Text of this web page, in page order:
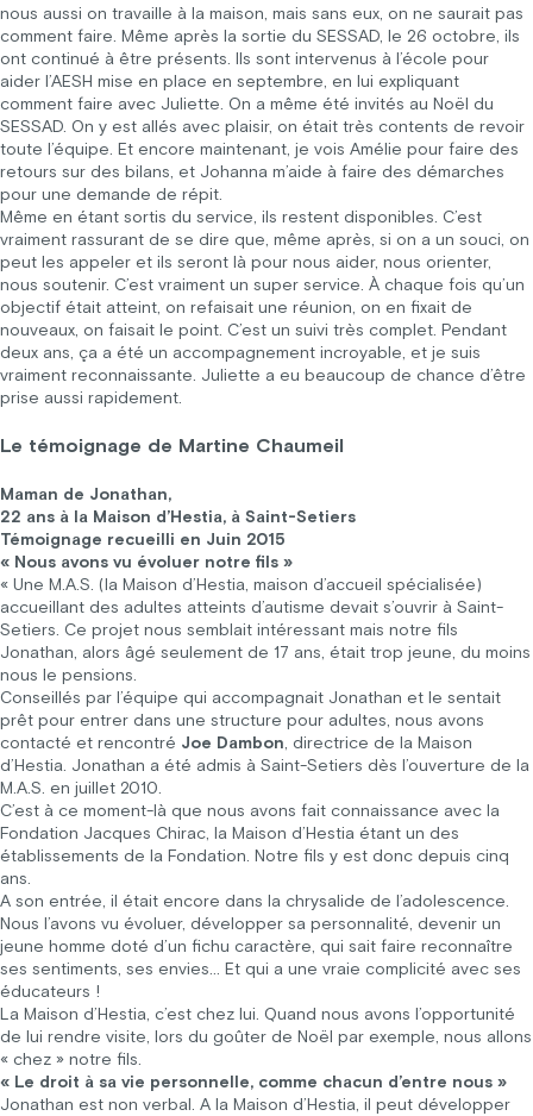
nous aussi on travaille à la maison, mais sans eux, on ne saurait pas
comment faire. Même après la sortie du SESSAD, le 26 octobre, ils
ont continué à être présents. Ils sont intervenus à l’école pour
aider l’AESH mise en place en septembre, en lui expliquant
comment faire avec Juliette. On a même été invités au Noël du
SESSAD. On y est allés avec plaisir, on était très contents de revoir
toute l’équipe. Et encore maintenant, je vois Amélie pour faire des
retours sur des bilans, et Johanna m’aide à faire des démarches
pour une demande de répit.
Même en étant sortis du service, ils restent disponibles. C’est
vraiment rassurant de se dire que, même après, si on a un souci, on
peut les appeler et ils seront là pour nous aider, nous orienter,
nous soutenir. C’est vraiment un super service. À chaque fois qu’un
objectif était atteint, on refaisait une réunion, on en fixait de
nouveaux, on faisait le point. C’est un suivi très complet. Pendant
deux ans, ça a été un accompagnement incroyable, et je suis
vraiment reconnaissante. Juliette a eu beaucoup de chance d’être
prise aussi rapidement.
Le témoignage de Martine Chaumeil
Maman de Jonathan,
22 ans à la Maison d’Hestia, à Saint-Setiers
Témoignage recueilli en Juin 2015
« Nous avons vu évoluer notre fils »
« Une M.A.S. (la Maison d’Hestia, maison d’accueil spécialisée)
accueillant des adultes atteints d’autisme devait s’ouvrir à Saint-
Setiers. Ce projet nous semblait intéressant mais notre fils
Jonathan, alors âgé seulement de 17 ans, était trop jeune, du moins
nous le pensions.
Conseillés par l’équipe qui accompagnait Jonathan et le sentait
prêt pour entrer dans une structure pour adultes, nous avons
contacté et rencontré Joe Dambon , directrice de la Maison
d’Hestia. Jonathan a été admis à Saint-Setiers dès l’ouverture de la
M.A.S. en juillet 2010.
C’est à ce moment-là que nous avons fait connaissance avec la
Fondation Jacques Chirac, la Maison d’Hestia étant un des
établissements de la Fondation. Notre fils y est donc depuis cinq
ans.
A son entrée, il était encore dans la chrysalide de l’adolescence.
Nous l’avons vu évoluer, développer sa personnalité, devenir un
jeune homme doté d’un fichu caractère, qui sait faire reconnaître
ses sentiments, ses envies… Et qui a une vraie complicité avec ses
éducateurs !
La Maison d’Hestia, c’est chez lui. Quand nous avons l’opportunité
de lui rendre visite, lors du goûter de Noël par exemple, nous allons
« chez » notre fils.
« Le droit à sa vie personnelle, comme chacun d’entre nous »
Jonathan est non verbal. A la Maison d’Hestia, il peut développer